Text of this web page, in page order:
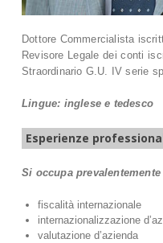
Dottore Commercialista
Revisore Legale dei conti
Straordinario G.U. IV serie
Lingue: inglese e tedesco
Esperienze
Si occupa
fiscalità internazionale
internazionalizzazione
valutazione d’azienda